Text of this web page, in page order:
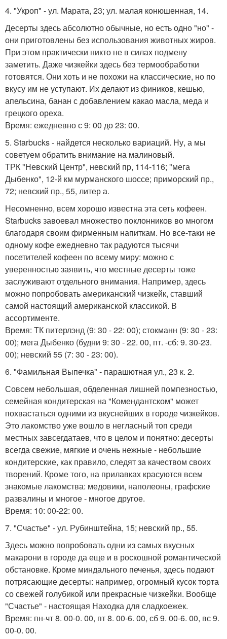
4. "Укроп" - ул. Марата, 23; ул. малая конюшенная, 14.
Десерты здесь абсолютно обычные, но есть одно "но" -
они приготовлены без использования животных жиров.
При этом практически никто не в силах подмену
заметить. Даже чизкейки здесь без термообработки
готовятся. Они хоть и не похожи на классические, но по
вкусу им не уступают. Их делают из фиников, кешью,
апельсина, банан с добавлением какао масла, меда и
грецкого ореха.
Время: ежедневно с 9: 00 до 23: 00.
5. Starbucks - найдется несколько вариаций. Ну, а мы
советуем обратить внимание на малиновый.
ТРК "Невский Центр", невский пр, 114-116; "мега
Дыбенко", 12-й км мурманского шоссе; приморский пр.,
72; невский пр., 55, литер а.
Несомненно, всем хорошо известна эта сеть кофеен.
Starbucks завоевал множество поклонников во многом
благодаря своим фирменным напиткам. Но все-таки не
одному кофе ежедневно так радуются тысячи
посетителей кофеен по всему миру: можно с
уверенностью заявить, что местные десерты тоже
заслуживают отдельного внимания. Например, здесь
можно попробовать американский чизкейк, ставший
самой настоящий американской классикой. В
ассортименте.
Время: ТК питерлэнд (9: 30 - 22: 00); стокманн (9: 30 - 23:
00); мега Дыбенко (будни 9: 30 - 22. 00, пт. -сб: 9. 30-23.
00); невский 55 (7: 30 - 23: 00).
6. "Фамильная Выпечка" - парашютная ул., 23 к. 2.
Совсем небольшая, обделенная лишней помпезностью,
семейная кондитерская на "Комендантском" может
похвастаться одними из вкуснейших в городе чизкейков.
Это лакомство уже вошло в негласный топ среди
местных завсегдатаев, что в целом и понятно: десерты
всегда свежие, мягкие и очень нежные - небольшие
кондитерские, как правило, следят за качеством своих
творений. Кроме того, на прилавках красуются всем
знакомые лакомства: медовики, наполеоны, графские
развалины и многое - многое другое.
Время: 10: 00-22: 00.
7. "Счастье" - ул. Рубинштейна, 15; невский пр., 55.
Здесь можно попробовать одни из самых вкусных
макарони в городе да еще и в роскошной романтической
обстановке. Кроме миндального печенья, здесь подают
потрясающие десерты: например, огромный кусок торта
со свежей голубикой или прекрасные чизкейки. Вообще
"Счастье" - настоящая Находка для сладкоежек.
Время: пн-чт 8. 00-0. 00, пт 8. 00-6. 00, сб 9. 00-6. 00, вс 9.
00-0. 00.